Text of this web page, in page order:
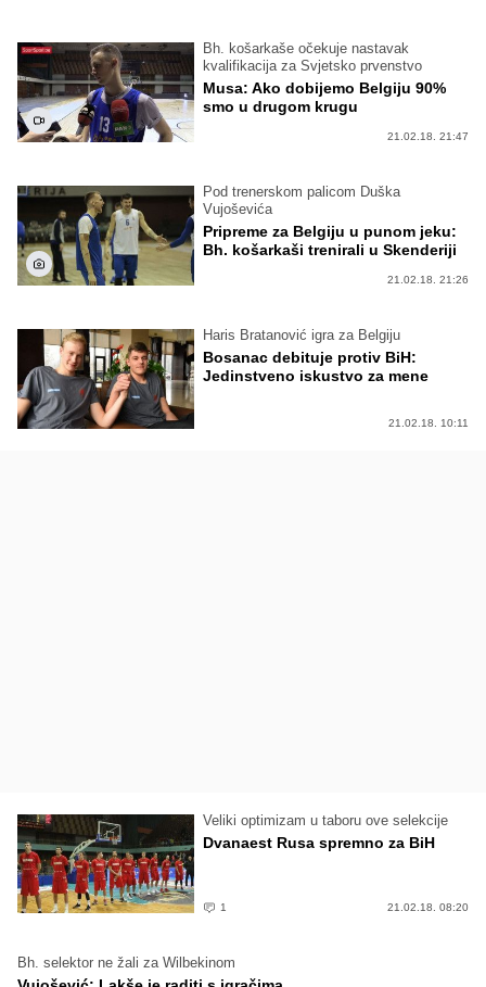
Bh. košarkaše očekuje nastavak
kvalifikacija za Svjetsko prvenstvo
Musa: Ako dobijemo Belgiju 90%
smo u drugom krugu
21.02.18. 21:47
Pod trenerskom palicom Duška
Vujoševića
Pripreme za Belgiju u punom jeku:
Bh. košarkaši trenirali u Skenderiji
21.02.18. 21:26
Haris Bratanović igra za Belgiju
Bosanac debituje protiv BiH:
Jedinstveno iskustvo za mene
21.02.18. 10:11
Veliki optimizam u taboru ove selekcije
Dvanaest Rusa spremno za BiH
1 21.02.18. 08:20
Bh. selektor ne žali za Wilbekinom